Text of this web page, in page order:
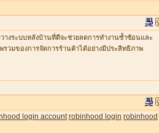
างระบบหลังบ้านที่ดีจะช่วยลดการทำงานซ้ำซ้อนและ
วมของการจัดการร้านค้าได้อย่างมีประสิทธิภาพ
login account robinhood login robinhood